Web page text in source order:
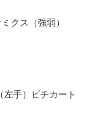
クス（強弱）
手）ピチカート